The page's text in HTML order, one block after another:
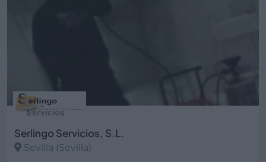
Serlingo Servicios, S.L.
Sevilla (Sevilla)